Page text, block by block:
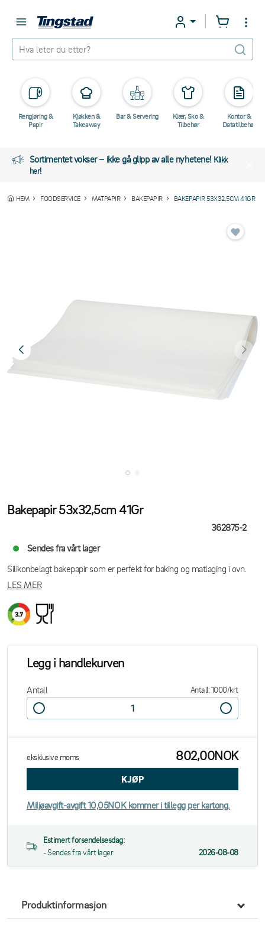
Rengjøring &
Papir
Kjøkken &
Takeaway
Bar & Servering
Klær, Sko &
Tilbehør
Kontor &
Datatilbehør
Sortimentet vokser – ikke gå glipp av alle nyhetene! Klikk
her!
HEM FOODSERVICE MATPAPIR BAKEPAPIR BAKEPAPIR 53X32,5CM 41GR
Bakepapir 53x32,5cm 41Gr
362875-2
Sendes fra vårt lager
Silikonbelagt bakepapir som er perfekt for baking og matlaging i ovn.
LES MER
Legg i handlekurven
Antall Antall: 1000/krt
eksklusive moms 802,00NOK
Miljøavgift-avgift 10,05NOK kommer i tillegg per kartong.
Estimert forsendelsesdag:
- Sendes fra vårt lager
2026-08-08
Produktinformasjon